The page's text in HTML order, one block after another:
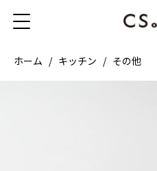
ホーム キッチン その他